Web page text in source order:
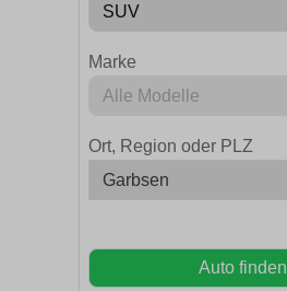
Marke
Ort, Region oder PLZ
Auto finden